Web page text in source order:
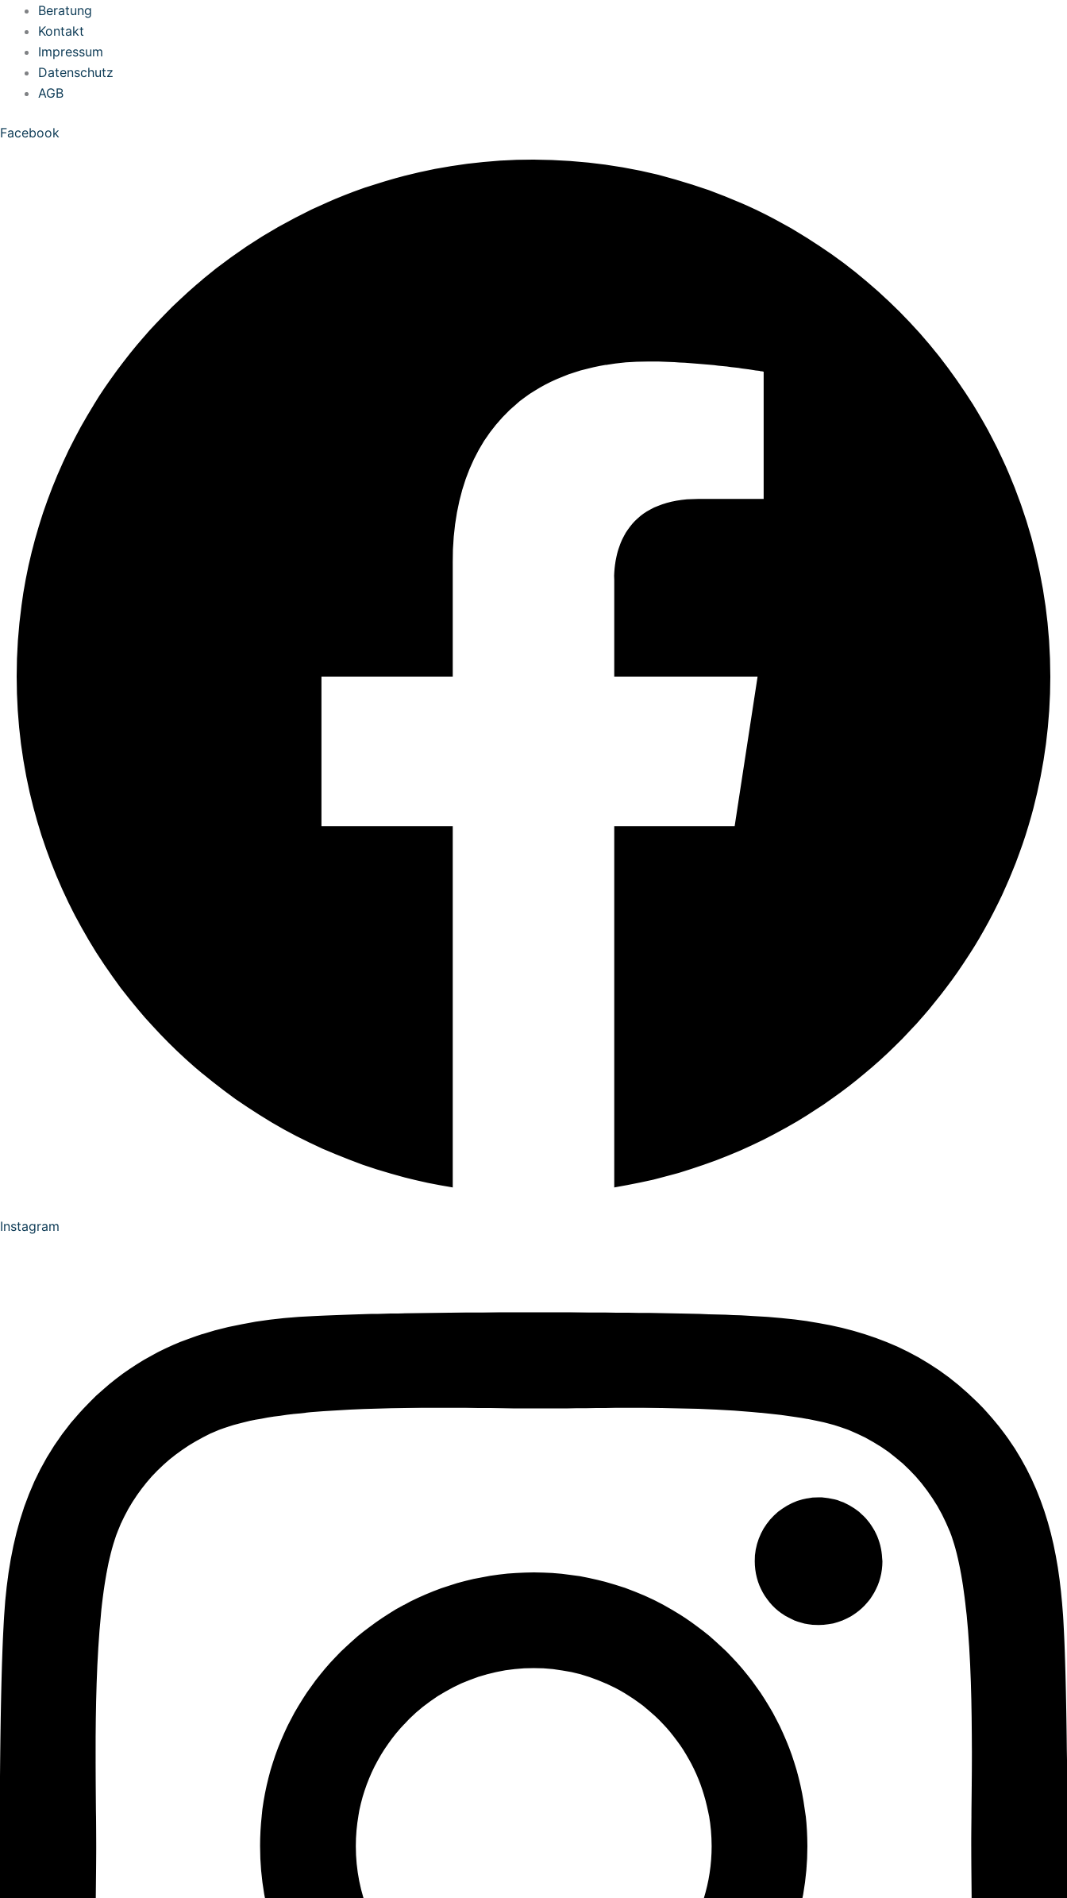
Zum
Inhalt
springen
Beratung
Kontakt
Impressum
Datenschutz
AGB
Facebook
Instagram